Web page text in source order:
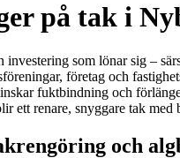
på tak i
investering som lönar sig –
företag och
fuktbindning och
ett renare, snyggare tak
och